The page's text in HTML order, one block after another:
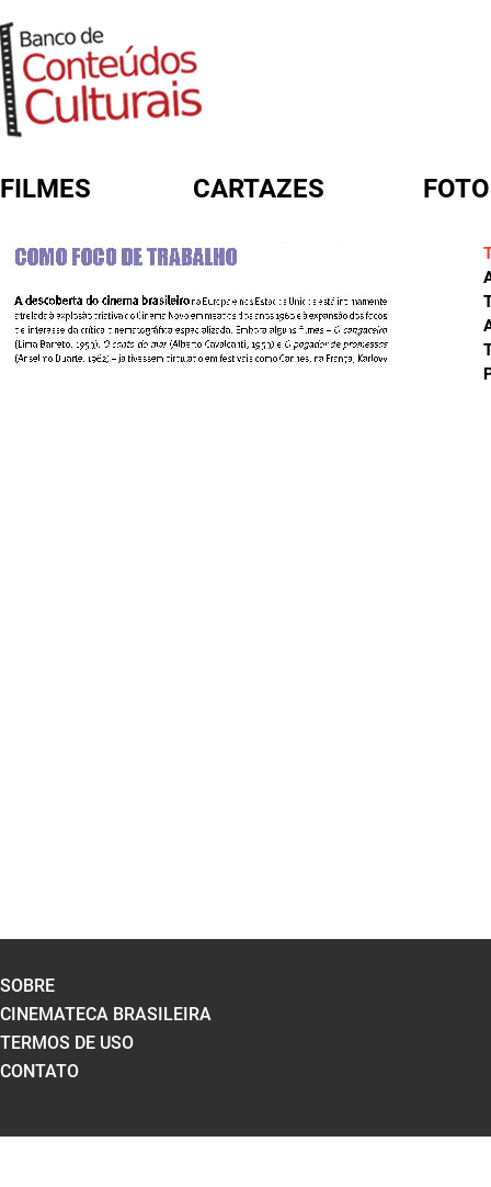
FILMES CARTAZES
FORMULÁRIO DE BUSCA
SOBRE
CINEMATECA BRASILEIRA
TERMOS DE USO
CONTATO